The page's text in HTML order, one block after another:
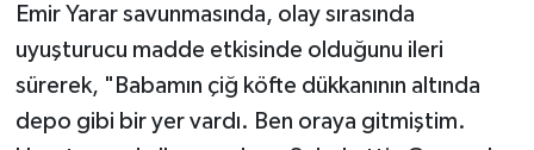
Emir Yarar savunmasında, olay sırasında
uyuşturucu madde etkisinde olduğunu ileri
sürerek, "Babamın çiğ köfte dükkanının altında
depo gibi bir yer vardı. Ben oraya gitmiştim.